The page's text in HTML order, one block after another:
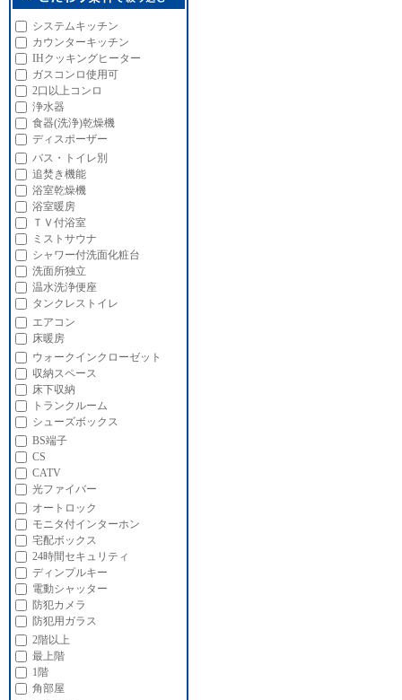
システムキッチン
カウンターキッチン
IHクッキングヒーター
ガスコンロ使用可
2口以上コンロ
浄水器
食器(洗浄)乾燥機
ディスポーザー
バス・トイレ別
追焚き機能
浴室乾燥機
浴室暖房
ＴＶ付浴室
ミストサウナ
シャワー付洗面化粧台
洗面所独立
温水洗浄便座
タンクレストイレ
エアコン
床暖房
ウォークインクローゼット
収納スペース
床下収納
トランクルーム
シューズボックス
BS端子
CS
CATV
光ファイバー
オートロック
モニタ付インターホン
宅配ボックス
24時間セキュリティ
ディンプルキー
電動シャッター
防犯カメラ
防犯用ガラス
2階以上
最上階
1階
角部屋